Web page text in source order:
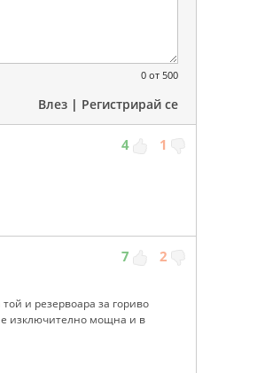
0 от 500
Влез | Регистрирай се
4 1
7 2
и резервоара за гориво
е изключително мощна и в